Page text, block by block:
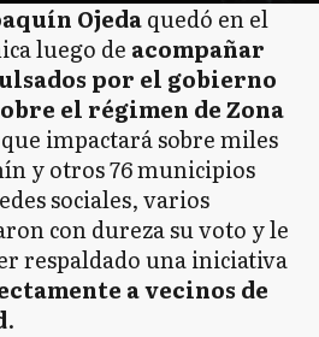
Ojedaquedó en el
luego de acompañar
por el gobierno
el régimen de Zona
impactará sobre miles
y otros 76 municipios
sociales, varios
con dureza su voto y le
respaldado una iniciativa
a vecinos de
.